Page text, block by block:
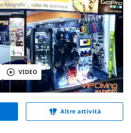
VIDEO
Altre attività